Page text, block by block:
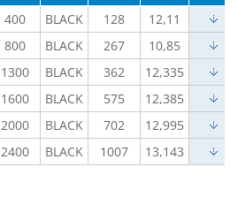
400 BLACK 128
12,11
800 BLACK 267
10,85
1300 BLACK 362
12,335
1600 BLACK 575
12,385
2000 BLACK 702
12,995
2400 BLACK 1007 13,143